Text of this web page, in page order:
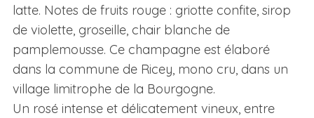
latte. Notes de fruits rouge : griotte confite, sirop
de violette, groseille, chair blanche de
pamplemousse. Ce champagne est élaboré
dans la commune de Ricey, mono cru, dans un
village limitrophe de la Bourgogne.
Un rosé intense et délicatement vineux, entre